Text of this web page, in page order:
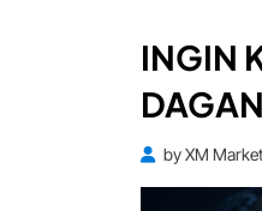
INGIN
byXM